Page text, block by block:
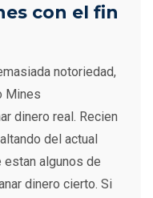
con el fin
notoriedad,
Mines
dinero real. Recien
del actual
estan algunos de
dinero cierto. Si